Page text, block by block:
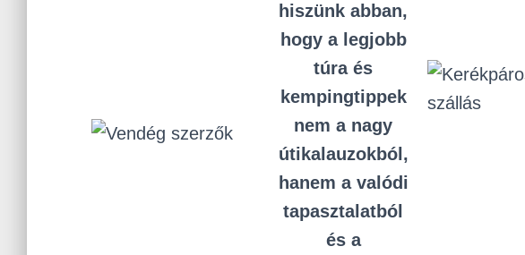
hiszünk abban,
hogy a legjobb
túra és
kempingtippek
nem a nagy
útikalauzokból,
hanem a valódi
tapasztalatból
és a